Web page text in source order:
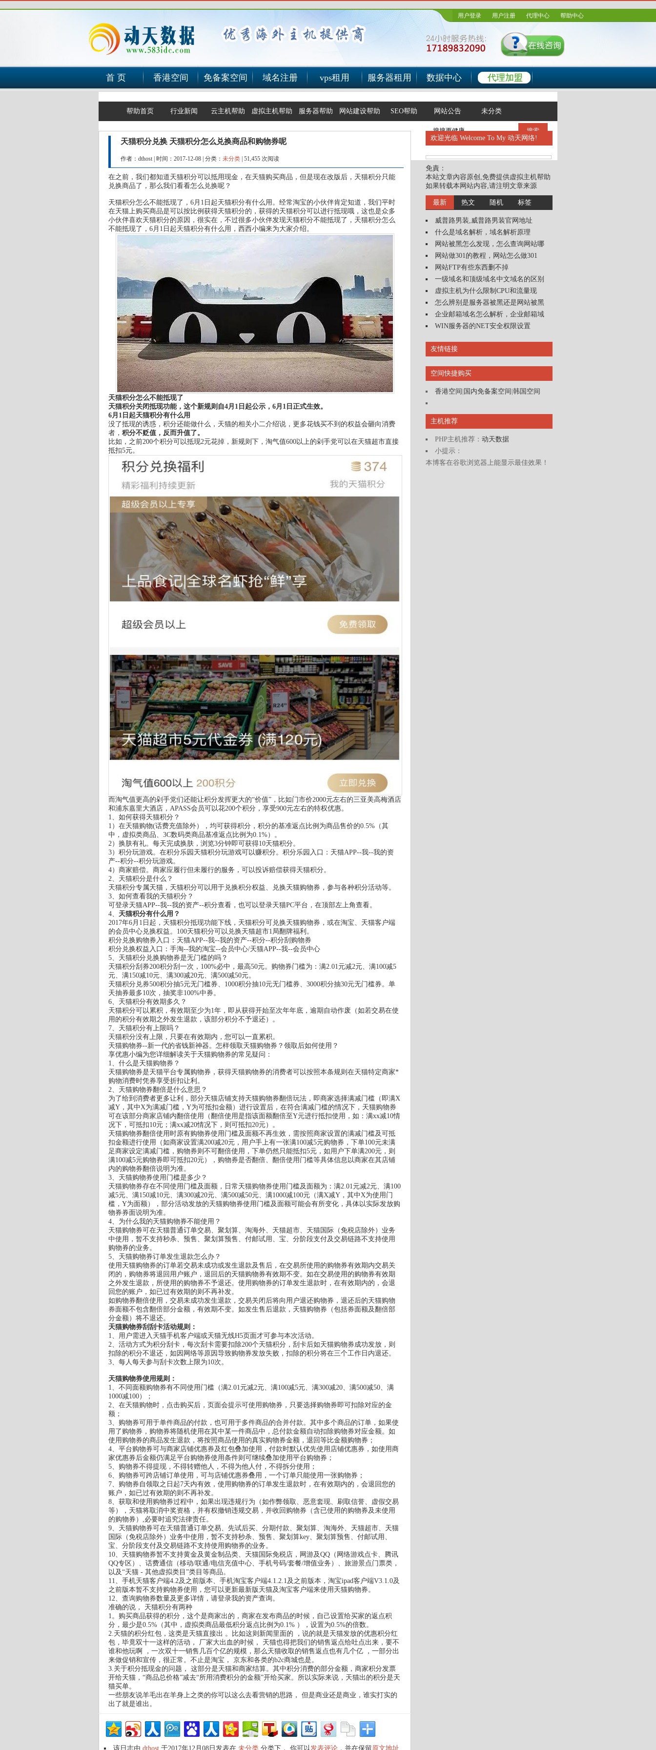
用户登录 用户注册 代理中心 帮助中心
首 页 香港空间 免备案空间 域名注册 vps租用 服务器租用 数据中心 代理加盟
帮助首页 行业新闻 云主机帮助 虚拟主机帮助 服务器帮助 网站建设帮助 SEO帮助 网站公告 未分类
搜索
天猫积分兑换 天猫积分怎么兑换商品和购物券呢
作者：dthost 时间：2017-12-08 分类： 未分类 51,455 次阅读
在之前，我们都知道天猫积分可以抵用现金，在天猫购买商品，但是现在改版后，天猫积分只能
兑换商品了，那么我们看看怎么兑换呢？
天猫积分怎么不能抵现了，6月1日起天猫积分有什么用。经常淘宝的小伙伴肯定知道，我们平时
在天猫上购买商品是可以按比例获得天猫积分的，获得的天猫积分可以进行抵现哦，这也是众多
小伙伴喜欢天猫积分的原因，很实在，不过很多小伙伴发现天猫积分不能抵现了，天猫积分怎么
不能抵现了，6月1日起天猫积分有什么用，西西小编来为大家介绍。
天猫积分怎么不能抵现了
天猫积分关闭抵现功能，这个新规则自4月1日起公示，6月1日正式生效。
6月1日起天猫积分有什么用
没了抵现的诱惑，积分还能做什么，天猫的相关小二介绍说，更多花钱买不到的权益会砸向消费
者， 积分不贬值，反而升值了。
比如，之前200个积分可以抵现2元花掉，新规则下，淘气值600以上的剁手党可以在天猫超市直接
抵扣5元。
而淘气值更高的剁手党们还能让积分发挥更大的“价值”，比如门市价2000元左右的三亚美高梅酒店
和浦东嘉里大酒店，APASS会员可以花200个积分，享受900元左右的特权优惠。
1、如何获得天猫积分？
1）在天猫购物(话费充值除外），均可获得积分，积分的基准返点比例为商品售价的0.5%（其
中，虚拟类商品、3C数码类商品基准返点比例为0.1%）。
2）换肤有礼。每天完成换肤，浏览3分钟即可获得10天猫积分。
3）积分玩游戏。在积分乐园天猫积分玩游戏可以赚积分。积分乐园入口：天猫APP--我--我的资
产--积分--积分玩游戏。
4）商家赔偿。商家应履行但未履行的服务，可以投诉赔偿获得天猫积分。
2、天猫积分是什么？
天猫积分专属天猫，天猫积分可以用于兑换积分权益、兑换天猫购物券，参与各种积分活动等。
3、如何查看我的天猫积分？
可登录天猫APP--我--我的资产--积分查看，也可以登录天猫PC平台，在顶部左上角查看。
4、 天猫积分有什么用？
2017年6月1日起，天猫积分抵现功能下线，天猫积分可兑换天猫购物券，或在淘宝、天猫客户端
的会员中心兑换权益。100天猫积分可以兑换天猫超市1局翻牌福利。
积分兑换购物券入口：天猫APP--我--我的资产--积分--积分刮购物券
积分兑换权益入口：手淘--我的淘宝--会员中心/天猫APP--我--会员中心
5、天猫积分兑换购物券是无门槛的吗？
天猫积分刮券200积分刮一次，100%必中，最高50元。购物券门槛为：满2.01元减2元、满100减5
元、满150减10元、满300减20元、满500减50元。
天猫积分兑券500积分抽5元无门槛券、1000积分抽10元无门槛券、3000积分抽30元无门槛券。单
天抽券最多10次，抽奖非100%中券。
6、天猫积分有效期多久？
天猫积分可以累积，有效期至少为1年，即从获得开始至次年年底，逾期自动作废（如若交易在使
用的积分有效期之外发生退款，该部分积分不予退还）。
7、天猫积分有上限吗？
天猫积分没有上限，只要在有效期内，您可以一直累积。
天猫购物券--新一代的省钱新神器。怎样领取天猫购物券？领取后如何使用？
享优惠小编为您详细解读关于天猫购物券的常见疑问：
1、什么是天猫购物券？
天猫购物券是天猫平台专属购物券，获得天猫购物券的消费者可以按照本条规则在天猫特定商家*
购物消费时凭券享受折扣让利。
2、天猫购物券翻倍是什么意思？
为了给到消费者更多让利，部分天猫店铺支持天猫购物券翻倍玩法，即商家选择满减门槛（即满X
减Y，其中X为满减门槛，Y为可抵扣金额）进行设置后，在符合满减门槛的情况下，天猫购物券
可在该部分商家店铺内翻倍使用（翻倍使用是指该面额翻倍至Y元进行抵扣使用，如：满xx减10情
况下，可抵扣10元；满xx减20情况下，则可抵扣20元）。
天猫购物券翻倍使用时原有购物券使用门槛及面额不再生效，需按照商家设置的满减门槛及可抵
扣金额进行使用（如商家设置满200减20元，用户手上有一张满100减5元购物券，下单100元未满
足商家设定满减门槛，购物券则不可翻倍使用，下单仍然只能抵扣5元，如用户下单满200元，则
满100减5元购物券即可抵扣20元），购物券是否翻倍、翻倍使用门槛等具体信息以商家在其店铺
内的购物券翻倍说明为准。
3、天猫购物券使用门槛是多少？
天猫购物券存在不同使用门槛及面额，日常天猫购物券使用门槛及面额为：满2.01元减2元、满100
减5元、满150减10元、满300减20元、满500减50元、满1000减100元（满X减Y，其中X为使用门
槛，Y为面额），部分活动发放的天猫购物券使用门槛及面额可能会有所变化，具体以实际发放购
物券券面说明为准。
4、为什么我的天猫购物券不能使用？
天猫购物券可在天猫普通订单交易、聚划算、淘海外、天猫超市、天猫国际（免税店除外）业务
中使用，暂不支持秒杀、预售、聚划算预售、付邮试用、宝、分阶段支付及交易链路不支持使用
购物券的业务。
5、天猫购物券订单发生退款怎么办？
使用天猫购物券的订单若交易未成功或发生退款及售后，在交易所使用的购物券有效期内交易关
闭的，购物券将退回用户账户，退回后的天猫购物券有效期不变。如在交易使用的购物券有效期
之外发生退款，所使用的购物券不予退还。使用购物券的订单发生退款时，在有效期内的，会退
回您的账户，如已过有效期的则不再补发。
如购物券翻倍使用，交易未成功发生退款，交易关闭后将向用户退还购物券，退还后的天猫购物
券面额不包含翻倍部分金额，有效期不变。如发生售后退款，天猫购物券（包括券面额及翻倍部
分金额）将不退还。
天猫购物券刮刮卡活动规则：
1、用户需进入天猫手机客户端或天猫无线H5页面才可参与本次活动。
2、活动方式为积分刮卡，每次刮卡需要扣除200个天猫积分，刮卡后如天猫购物券成功发放，则
扣除的积分不退还，如因网络等原因导致购物券发放失败，扣除的积分将在三个工作日内退还。
3、每人每天参与刮卡次数上限为10次。
天猫购物券使用规则：
1、不同面额购物券有不同使用门槛（满2.01元减2元、满100减5元、满300减20、满500减50、满
1000减100）；
2、在天猫购物时，点击购买后，页面会提示可使用购物券，只要选择购物券即可扣除对应的金
额；
3、购物券可用于单件商品的付款，也可用于多件商品的合并付款。其中多个商品的订单，如果使
用了购物券，购物券将随机使用在其中某一件商品中，总付款金额自动扣除购物券对应金额。如
使用购物券的商品发生退款，将按照商品使用的真实购物券金额，退回等比金额购物券；
4、平台购物券可与商家店铺优惠券及红包叠加使用，付款时默认优先使用店铺优惠券，如使用商
家优惠券后金额仍满足平台购物券使用条件则可继续叠加使用平台购物券；
5、购物券不得提现，不得转赠他人，不得为他人付，不得拆分使用；
6、购物券可跨店铺订单使用，可与店铺优惠券叠用，一个订单只能使用一张购物券；
7、购物券自领取之日起7天内有效，使用购物券的订单发生退款时，在有效期内的，会退回您的
账户，如已过有效期的则不再补发。
8、获取和使用购物券过程中，如果出现违规行为（如作弊领取、恶意套现、刷取信誉、虚假交易
等），天猫将取消中奖资格，并有权撤销违规交易，并收回购物券（含已使用的购物券及未使用
的购物券）,必要时追究法律责任。
9、天猫购物券可在天猫普通订单交易、先试后买、分期付款、聚划算、淘海外、天猫超市、天猫
国际（免税店除外）业务中使用，暂不支持秒杀、预售、聚划算key、聚划算预售、付邮试用、
宝、分阶段支付及交易链路不支持使用购物券的业务。
10、天猫购物券暂不支持黄金及黄金制品类、天猫国际免税店，网游及QQ（网络游戏点卡、腾讯
QQ专区）、话费通信（移动/联通/电信充值中心、手机号码/套餐/增值业务）、旅游景点门票类，
以及“天猫 - 其他虚拟类目”类目等商品。
11、手机天猫客户端4.2及之前版本、手机淘宝客户端4.1.2.1及之前版本，淘宝ipad客户端V3.1.0及
之前版本暂不支持购物券使用，您可以更新最新版天猫及淘宝客户端来使用天猫购物券。
12、查询购物券数量及更多详情，请登录我的资产查询。
准确的说， 天猫积分有两种
1。购买商品获得的积分，这个是商家出的，商家在发布商品的时候，自己设置给买家的返点积
分，最少是0.5%（其中，虚拟类商品最低积分返点比例为0.1% ），设置为0.5%的倍数。
2.天猫的积分红包，这类是天猫直接出 。比如这则新闻里面的 ，说的就是天猫发放的优惠积分红
包，毕竟双十一这样的活动， 厂家大出血的时候， 天猫也得把我们的销售返点给吐点出来，要不
谁和他玩啊 ，一次双十一销售几百个亿的规模，那么天猫收取的销售返点也有几个亿 ，一部分出
来做促销和宣传，很正常。不止是淘宝， 京东和各类的b2c商城也是。
3.关于积分抵现金的问题， 这部分是天猫和商家结算。其中积分消费的部分金额，商家积分发票
开给天猫，“商品总价格”减去“所用消费积分的金额”开给买家。所以实际来说，天猫出的积分是天
猫买单。
一些朋友说羊毛出在羊身上之类的你可以这么去看营销的思路， 但是商业还是商业，谁实打实的
出了就是谁出。
该日志由 dthost 于2017年12月08日发表在 未分类 分类下， 你可以 发表评论 ，并在保留 原文地址
欢迎光临 Welcome To My 动天网络!
免責：
本站文章內容原创,免费提供虚拟主机帮助
如果转载本网站内容,请注明文章来源
最新 热文 随机 标签
威普路男装,威普路男装官网地址
什么是域名解析，域名解析原理
网站被黑怎么发现，怎么查询网站哪
网站做301的教程，网站怎么做301
网站FTP有些东西删不掉
一级域名和顶级域名中文域名的区别
虚拟主机为什么限制CPU和流量现
怎么辨别是服务器被黑还是网站被黑
企业邮箱域名怎么解析，企业邮箱域
WIN服务器的NET安全权限设置
友情链接
空间快捷购买
香港空间 国内免备案空间 韩国空间
主机推荐
PHP主机推荐： 动天数据
小提示：
本博客在谷歌浏览器上能显示最佳效果！